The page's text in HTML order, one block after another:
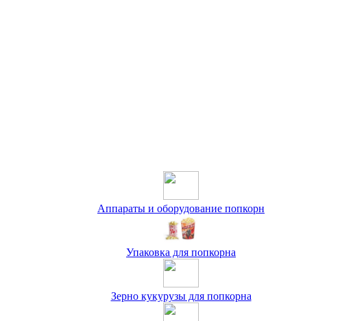
Аппараты и оборудование попкорн
Упаковка для попкорна
Зерно кукурузы для попкорна